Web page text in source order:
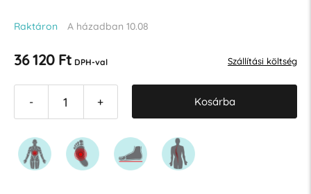
Raktáron A házadban 10.08
36 120 Ft DPH-val Szállítási költség
- + Kosárba